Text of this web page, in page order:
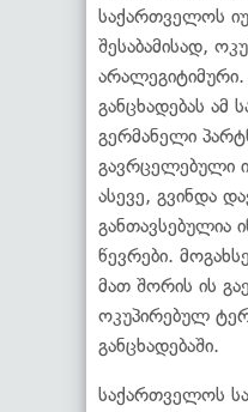
საქართველოს
შესაბამისად,
განცხადებას
გერმანელი
გავრცელებული
ასევე, გვინდა
განთავსებულია
წევრები.
მათ შორის ის
ოკუპირებულ
განცხადებაში.
საქართველოს